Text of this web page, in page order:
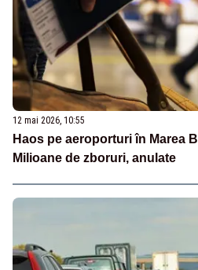
12 mai 2026, 10:55
Haos pe aeroporturi în Marea
Milioane de zboruri, anulate